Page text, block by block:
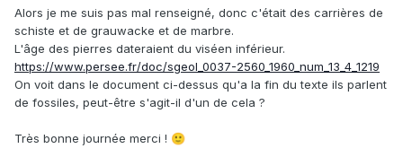
Alors je me suis pas mal renseigné, donc c'était des carrières de
schiste et de grauwacke et de marbre.
L'âge des pierres dateraient du viséen inférieur.
https://www.persee.fr/doc/sgeol_0037-2560_1960_num_13_4_1219
On voit dans le document ci-dessus qu'a la fin du texte ils parlent
de fossiles, peut-être s'agit-il d'un de cela ?
Très bonne journée merci ! 🙂